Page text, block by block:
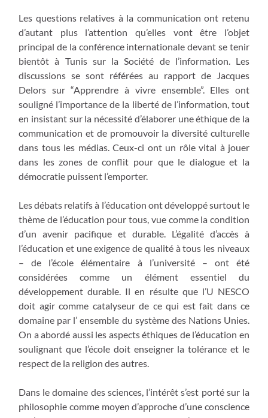
Les questions relatives à la communication ont retenu
d’autant plus l’attention qu’elles vont être l’objet
principal de la conférence internationale devant se tenir
bientôt à Tunis sur la Société de l’information. Les
discussions se sont référées au rapport de Jacques
Delors sur “Apprendre à vivre ensemble”. Elles ont
souligné l’importance de la liberté de l’information, tout
en insistant sur la nécessité d’élaborer une éthique de la
communication et de promouvoir la diversité culturelle
dans tous les médias. Ceux-ci ont un rôle vital à jouer
dans les zones de conflit pour que le dialogue et la
démocratie puissent l’emporter.
Les débats relatifs à l’éducation ont développé surtout le
thème de l’éducation pour tous, vue comme la condition
d’un avenir pacifique et durable. L’égalité d’accès à
l’éducation et une exigence de qualité à tous les niveaux
– de l’école élémentaire à l’université – ont été
considérées comme un élément essentiel du
développement durable. Il en résulte que l’U NESCO
doit agir comme catalyseur de ce qui est fait dans ce
domaine par l’ ensemble du système des Nations Unies.
On a abordé aussi les aspects éthiques de l’éducation en
soulignant que l’école doit enseigner la tolérance et le
respect de la religion des autres.
Dans le domaine des sciences, l’intérêt s’est porté sur la
philosophie comme moyen d’approche d’une conscience